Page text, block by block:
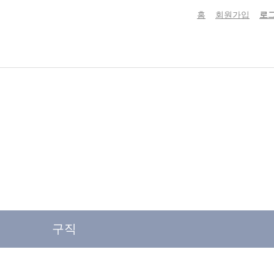
홈 회원가입 로
구직